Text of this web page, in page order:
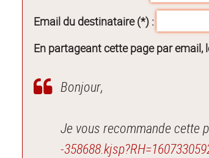
Email du destinataire (*) :
En partageant cette page par email,
Bonjour,
-